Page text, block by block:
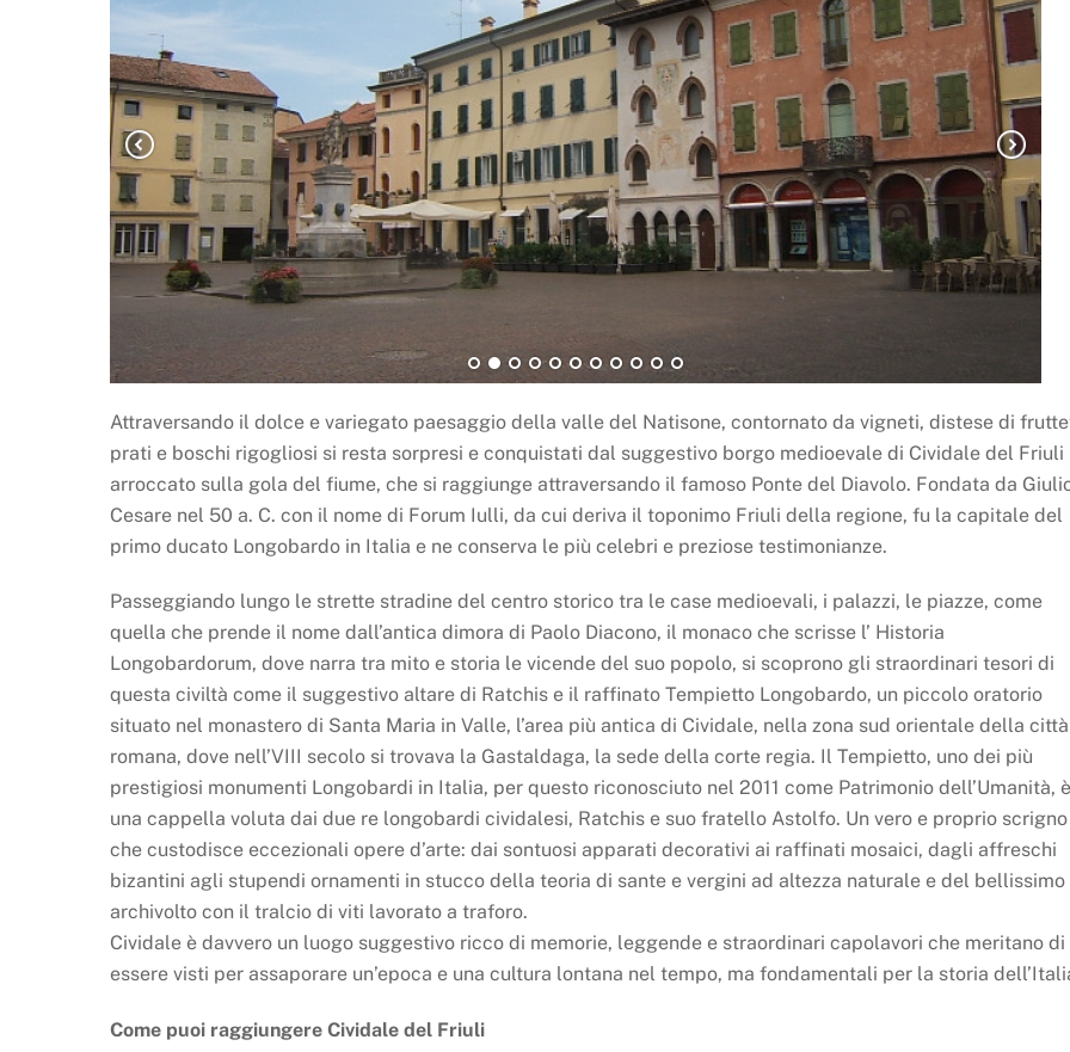
Attraversando il dolce e variegato paesaggio della valle del Natisone, contornato da vigneti, distese di
prati e boschi rigogliosi si resta sorpresi e conquistati dal suggestivo borgo medioevale di Cividale del Friuli
arroccato sulla gola del fiume, che si raggiunge attraversando il famoso Ponte del Diavolo. Fondata da
Cesare nel 50 a. C. con il nome di Forum Iulli, da cui deriva il toponimo Friuli della regione, fu la capitale del
primo ducato Longobardo in Italia e ne conserva le più celebri e preziose testimonianze.
Passeggiando lungo le strette stradine del centro storico tra le case medioevali, i palazzi, le piazze, come
quella che prende il nome dall’antica dimora di Paolo Diacono, il monaco che scrisse l’ Historia
Longobardorum, dove narra tra mito e storia le vicende del suo popolo, si scoprono gli straordinari tesori di
questa civiltà come il suggestivo altare di Ratchis e il raffinato Tempietto Longobardo, un piccolo oratorio
situato nel monastero di Santa Maria in Valle, l’area più antica di Cividale, nella zona sud orientale della città
romana, dove nell’VIII secolo si trovava la Gastaldaga, la sede della corte regia. Il Tempietto, uno dei più
prestigiosi monumenti Longobardi in Italia, per questo riconosciuto nel 2011 come Patrimonio dell’Umanità, è
una cappella voluta dai due re longobardi cividalesi, Ratchis e suo fratello Astolfo. Un vero e proprio scrigno
che custodisce eccezionali opere d’arte: dai sontuosi apparati decorativi ai raffinati mosaici, dagli affreschi
bizantini agli stupendi ornamenti in stucco della teoria di sante e vergini ad altezza naturale e del bellissimo
archivolto con il tralcio di viti lavorato a traforo.
Cividale è davvero un luogo suggestivo ricco di memorie, leggende e straordinari capolavori che meritano di
essere visti per assaporare un’epoca e una cultura lontana nel tempo, ma fondamentali per la storia
Come puoi raggiungere Cividale del Friuli